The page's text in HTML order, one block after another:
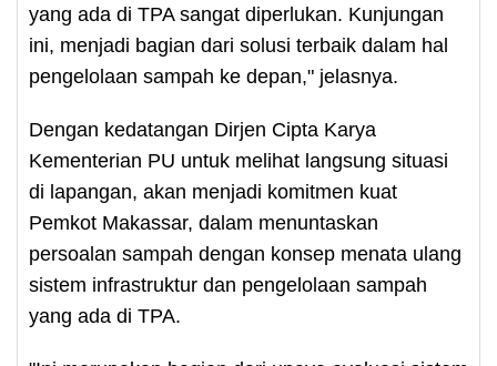
yang ada di TPA sangat diperlukan. Kunjungan
ini, menjadi bagian dari solusi terbaik dalam hal
pengelolaan sampah ke depan," jelasnya.
Dengan kedatangan Dirjen Cipta Karya
Kementerian PU untuk melihat langsung situasi
di lapangan, akan menjadi komitmen kuat
Pemkot Makassar, dalam menuntaskan
persoalan sampah dengan konsep menata ulang
sistem infrastruktur dan pengelolaan sampah
yang ada di TPA.